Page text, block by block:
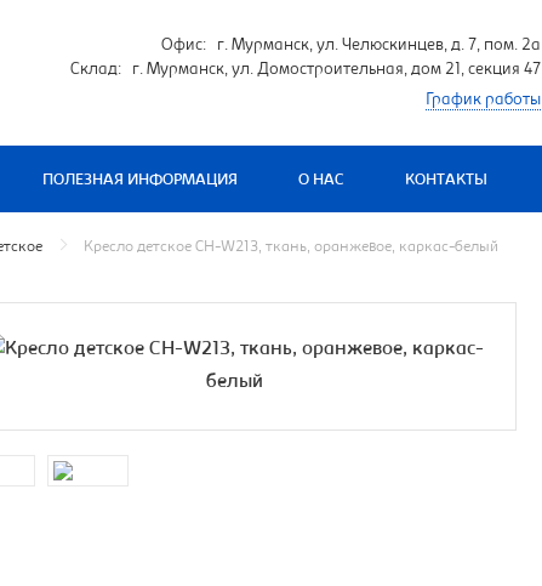
Офис: г. Мурманск, ул. Челюскинцев, д. 7, пом. 2а
Склад: г. Мурманск, ул. Домостроительная, дом 21, секция 47
График работы
ПОЛЕЗНАЯ ИНФОРМАЦИЯ О НАС КОНТАКТЫ
Кресло детское CH-W213, ткань, оранжевое, каркас-белый